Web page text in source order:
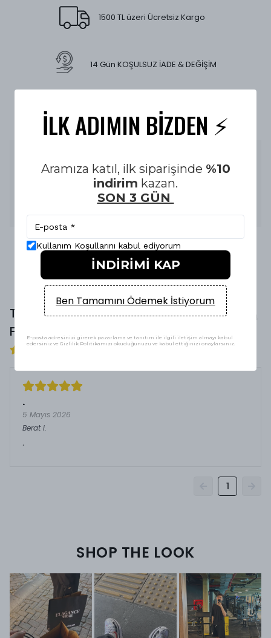
1500 TL üzeri Ücretsiz Kargo
14 Gün KOŞULSUZ İADE & DEĞİŞİM
E-FATURA İLE ALIŞVERİŞ GÜVENLİĞİ
Tech Fleece Eşofman Siyah Füme Alt HQ, tam kalıp
tasarımı, nefes alabilen kumaşı ve siyah-füme renk
kombinasyonuyla günlük şehir stilinde hem rahatlık hem
şıklık isteyenler için ideal unisex takım modelidir. ürünümüz
orjinali ile 1:1 replikadır.
Tech Fleece Eşofman Siyah
Füme Alt 2025 HQ
Yorumlar
Yorum
.
5 Mayıs 2026
Berat i.
.
1
SHOP THE LOOK
İLK ADIMIN BİZDEN ⚡️
Aramıza katıl, ilk siparişinde %10
indirim kazan.
SON 3 GÜN
Kullanım Koşullarını kabul ediyorum
İNDİRİMİ KAP
Ben Tamamını Ödemek İstiyorum
E-posta adresinizi girerek pazarlama ve tanıtım ile ilgili iletişim almayı kabul
edersiniz ve Gizlilik Politikamızı okuduğunuzu ve kabul ettiğinizi onaylarsınız.